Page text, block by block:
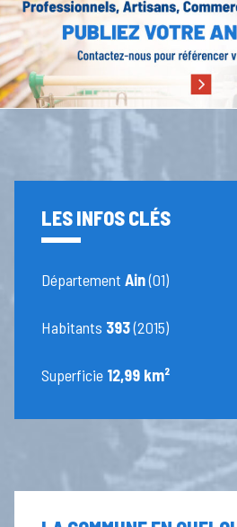
LES INFOS CLÉS
DépartementAin(01)
Habitants 393(2015)
Superficie 12,99 km²